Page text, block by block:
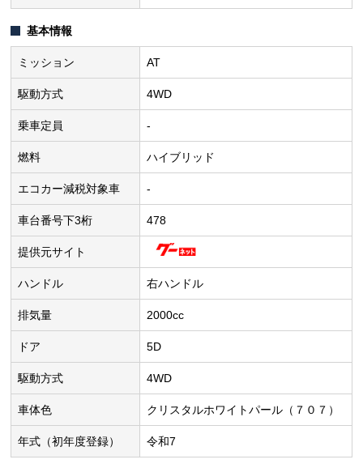
基本情報
ミッション AT
駆動方式 4WD
乗車定員 -
燃料 ハイブリッド
エコカー減税対象車 -
車台番号下3桁 478
提供元サイト
ハンドル 右ハンドル
排気量 2000cc
ドア 5D
駆動方式 4WD
車体色 クリスタルホワイトパール（７０７）
年式（初年度登録） 令和7